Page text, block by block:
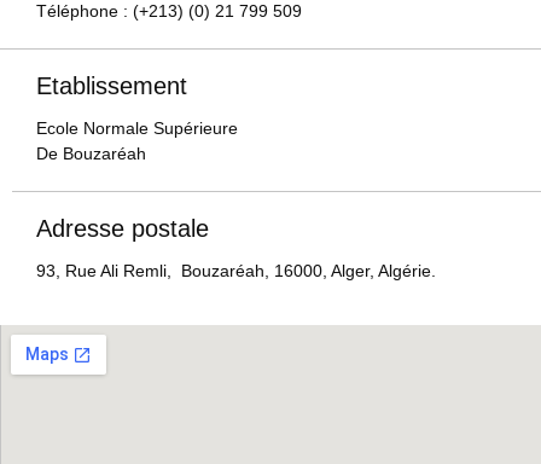
Téléphone : (+213) (0) 21 799 509
Etablissement
Ecole Normale Supérieure
De Bouzaréah
Adresse postale
93, Rue Ali Remli, Bouzaréah, 16000, Alger, Algérie.